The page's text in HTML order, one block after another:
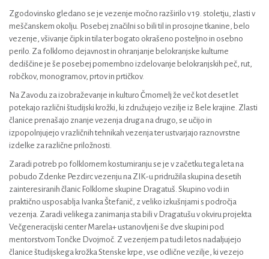
Zgodovinsko gledano se je vezenje močno razširilo v 19. stoletju, zlasti v
meščanskem okolju. Posebej značilni so bili til in prosojne tkanine, belo
vezenje, všivanje čipk in tila ter bogato okrašeno posteljno in osebno
perilo. Za folklorno dejavnost in ohranjanje belokranjske kulturne
dediščine je še posebej pomembno izdelovanje belokranjskih peč, rut,
robčkov, monogramov, prtov in prtičkov.
Na Zavodu za izobraževanje in kulturo Črnomelj že več kot deset let
potekajo različni študijski krožki, ki združujejo vezilje iz Bele krajine. Zlasti
članice prenašajo znanje vezenja druga na drugo, se učijo in
izpopolnjujejo v različnih tehnikah vezenja ter ustvarjajo raznovrstne
izdelke za različne priložnosti.
Zaradi potreb po folklornem kostumiranju se je v začetku tega leta na
pobudo Zdenke Pezdirc vezenju na ZIK-u pridružila skupina desetih
zainteresiranih članic Folklorne skupine Dragatuš. Skupino vodi in
praktično usposablja Ivanka Štefanič, z veliko izkušnjami s področja
vezenja. Zaradi velikega zanimanja sta bili v Dragatušu v okviru projekta
Večgeneracijski center Marela+ ustanovljeni še dve skupini pod
mentorstvom Tončke Dvojmoč. Z vezenjem pa tudi letos nadaljujejo
članice študijskega krožka Stenske krpe, vse odlične vezilje, ki vezejo